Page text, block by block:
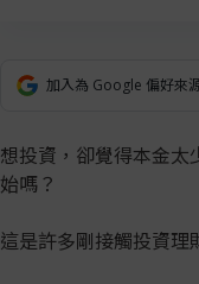
加入為 Google 偏好來
想投資，卻覺得本金太
始嗎？
這是許多剛接觸投資理